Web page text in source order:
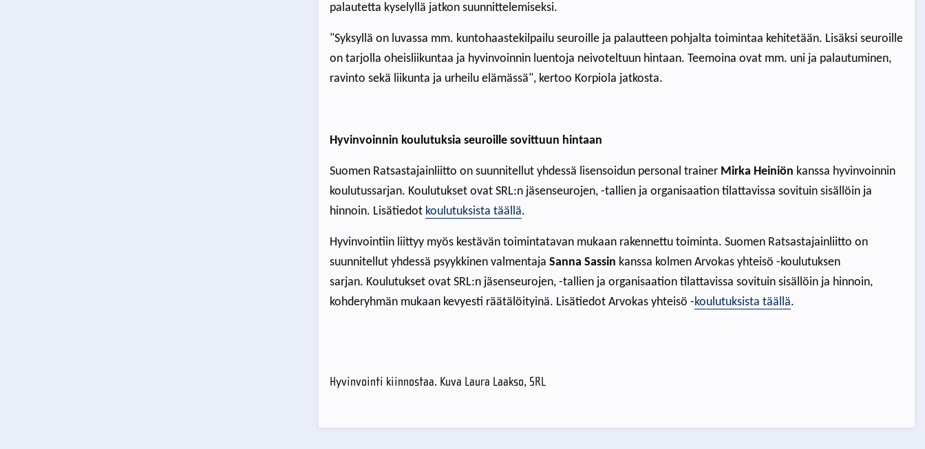
palautetta kyselyllä jatkon suunnittelemiseksi.
"Syksyllä on luvassa mm. kuntohaastekilpailu seuroille ja palautteen pohjalta toimintaa kehitetään. Lisäksi seuroille
on tarjolla oheisliikuntaa ja hyvinvoinnin luentoja neivoteltuun hintaan. Teemoina ovat mm. uni ja palautuminen,
ravinto sekä liikunta ja urheilu elämässä", kertoo Korpiola jatkosta.
Hyvinvoinnin koulutuksia seuroille sovittuun hintaan
Suomen Ratsastajainliitto on suunnitellut yhdessä lisensoidun personal trainer Mirka Heiniön kanssa hyvinvoinnin
koulutussarjan. Koulutukset ovat SRL:n jäsenseurojen, -tallien ja organisaation tilattavissa sovituin sisällöin ja
hinnoin. Lisätiedot koulutuksista täällä.
Hyvinvointiin liittyy myös kestävän toimintatavan mukaan rakennettu toiminta. Suomen Ratsastajainliitto on
suunnitellut yhdessä psyykkinen valmentaja Sanna Sassin kanssa kolmen Arvokas yhteisö -koulutuksen
sarjan. Koulutukset ovat SRL:n jäsenseurojen, -tallien ja organisaation tilattavissa sovituin sisällöin ja hinnoin,
kohderyhmän mukaan kevyesti räätälöityinä. Lisätiedot Arvokas yhteisö -koulutuksista täällä.
Hyvinvointi kiinnostaa. Kuva Laura Laakso, SRL